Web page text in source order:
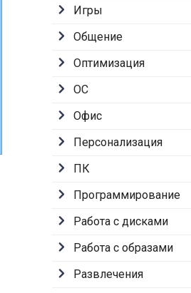
Игры
Общение
Оптимизация
ОС
Офис
Персонализация
ПК
Программирование
Работа с дисками
Работа с образами
Развлечения